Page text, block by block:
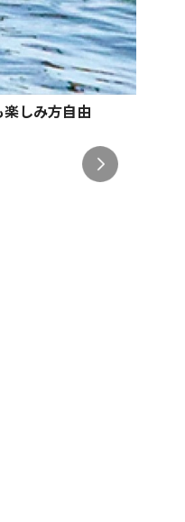
しみ方自由